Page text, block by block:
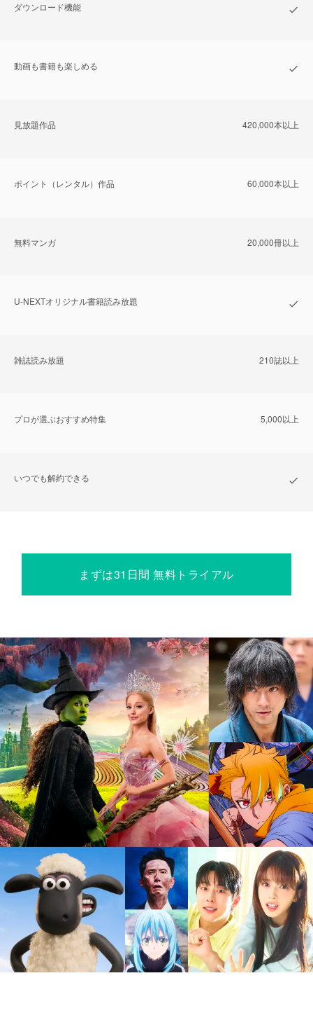
ダウンロード機能
動画も書籍も楽しめる
⾒放題作品 420,000本以上
ポイント（レンタル）作品 60,000本以上
無料マンガ 20,000冊以上
U-NEXTオリジナル書籍読み放題
雑誌読み放題 210誌以上
プロが選ぶおすすめ特集 5,000以上
いつでも解約できる
まずは31日間 無料トライアル